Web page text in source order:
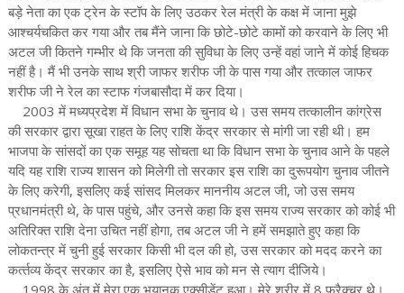
बड़े नेता का एक ट्रेन के स्टॉप के लिए उठकर रेल मंत्री के कक्ष में जाना मुझे
आश्चर्यचकित कर गया और तब मैंने जाना कि छोटे-छोटे कामों को करवाने के लिए भी
अटल जी कितने गम्भीर थे कि जनता की सुविधा के लिए उन्हें वहां जाने में कोई हिचक
नहीं है। मैं भी उनके साथ श्री जाफर शरीफ जी के पास गया और तत्काल जाफर
शरीफ जी ने रेल का स्टाफ गंजबासौदा में कर दिया।
2003 में मध्यप्रदेश में विधान सभा के चुनाव थे। उस समय तत्कालीन कांग्रेस
की सरकार द्वारा सूखा राहत के लिए राशि केंद्र सरकार से मांगी जा रही थी। हम
भाजपा के सांसदों का एक समूह यह सोचता था कि विधान सभा के चुनाव आने के पहले
यदि यह राशि राज्य शासन को मिलेगी तो सरकार इस राशि का दुरूपयोग चुनाव जीतने
के लिए करेगी, इसलिए कई सांसद मिलकर माननीय अटल जी, जो उस समय
प्रधानमंत्री थे, के पास पहुंचे, और उनसे कहा कि इस समय राज्य सरकार को कोई भी
अतिरिक्त राशि देना उचित नहीं होगा, तब अटल जी ने हमें समझाते हुए कहा कि
लोकतन्त्र में चुनी हुई सरकार किसी भी दल की हो, उस सरकार को मदद करने का
कर्त्‍तव्‍य केंद्र सरकार का है, इसलिए ऐसे भाव को मन से त्याग दीजिये।
1998 के अंत में मेरा एक भयानक एक्सीडेंट हुआ। मेरे शरीर में 8 फ्रैक्चर थे।